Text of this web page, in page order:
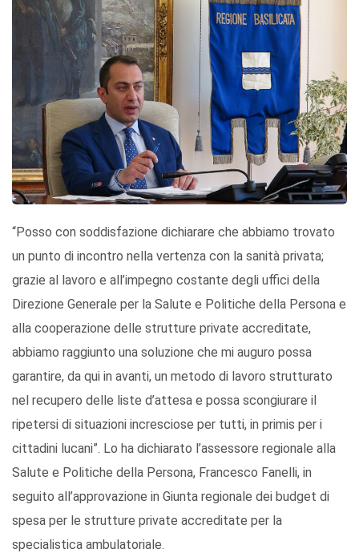
“Posso con soddisfazione dichiarare che abbiamo trovato
un punto di incontro nella vertenza con la sanità privata;
grazie al lavoro e all’impegno costante degli uffici della
Direzione Generale per la Salute e Politiche della Persona e
alla cooperazione delle strutture private accreditate,
abbiamo raggiunto una soluzione che mi auguro possa
garantire, da qui in avanti, un metodo di lavoro strutturato
nel recupero delle liste d’attesa e possa scongiurare il
ripetersi di situazioni incresciose per tutti, in primis per i
cittadini lucani”. Lo ha dichiarato l’assessore regionale alla
Salute e Politiche della Persona, Francesco Fanelli, in
seguito all’approvazione in Giunta regionale dei budget di
spesa per le strutture private accreditate per la
specialistica ambulatoriale.